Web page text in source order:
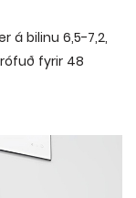
á bilinu 6,5-7,2,
fyrir 48